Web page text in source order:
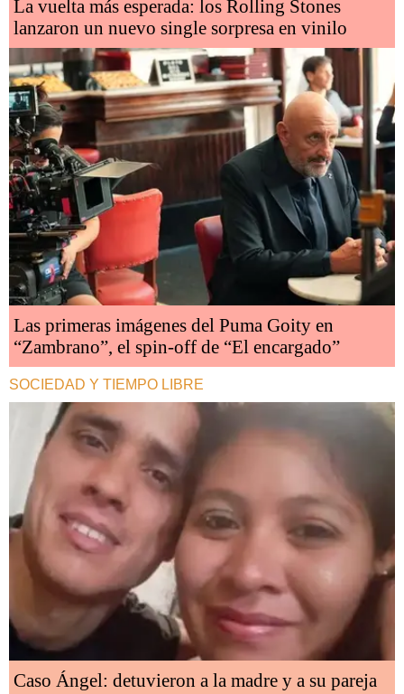
La vuelta más esperada: los Rolling Stones
lanzaron un nuevo single sorpresa en vinilo
Las primeras imágenes del Puma Goity en
“Zambrano”, el spin-off de “El encargado”
SOCIEDAD Y TIEMPO LIBRE
Caso Ángel: detuvieron a la madre y a su pareja